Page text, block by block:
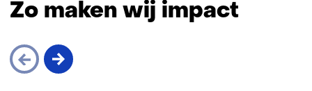
Zo maken wij impact